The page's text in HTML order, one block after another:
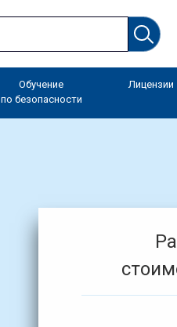
Обучение
по безопасности
Лицензии